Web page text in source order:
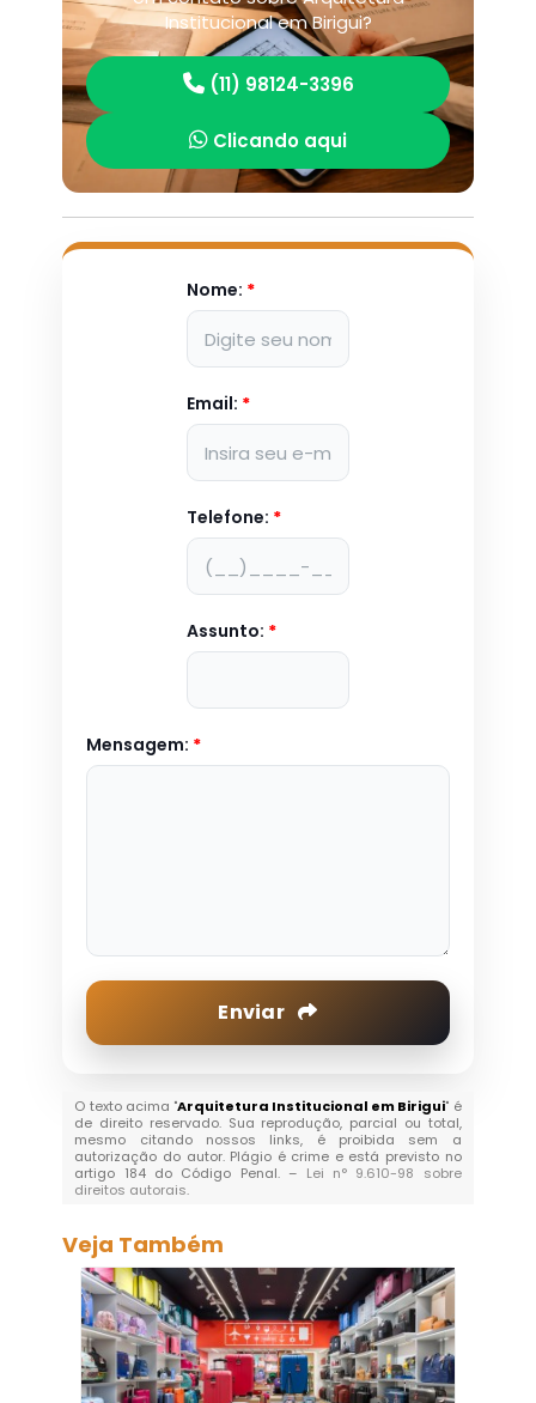
Institucional em Birigui?
(11) 98124-3396
Clicando aqui
Nome: *
Email: *
Telefone: *
Assunto: *
Mensagem: *
Enviar
O texto acima "Arquitetura Institucional em Birigui" é
de direito reservado. Sua reprodução, parcial ou total,
mesmo citando nossos links, é proibida sem a
autorização do autor. Plágio é crime e está previsto no
artigo 184 do Código Penal. – Lei n° 9.610-98 sobre
direitos autorais.
Veja Também